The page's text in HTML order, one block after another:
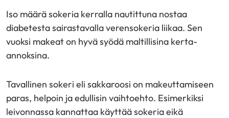
Iso määrä sokeria kerralla nautittuna nostaa
diabetesta sairastavalla verensokeria liikaa. Sen
vuoksi makeat on hyvä syödä maltillisina kerta-
annoksina.
Tavallinen sokeri eli sakkaroosi on makeuttamiseen
paras, helpoin ja edullisin vaihtoehto. Esimerkiksi
leivonnassa kannattaa käyttää sokeria eikä